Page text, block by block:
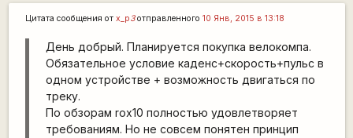
Цитата сообщения от x_p3отправленного 10 Янв, 2015 в 13:18
День добрый. Планируется покупка велокомпа.
Обязательное условие каденс+скорость+пульс в
одном устройстве + возможность двигаться по
треку.
По обзорам rox10 полностью удовлетворяет
требованиям. Но не совсем понятен принцип